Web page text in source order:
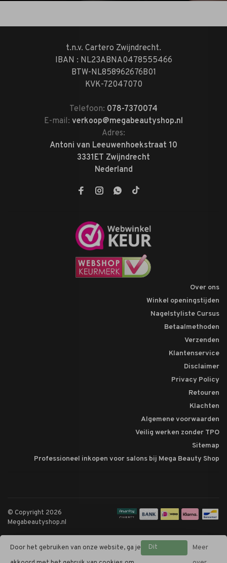
t.n.v. Cartero Zwijndrecht.
IBAN : NL23ABNA0478555466
BTW-NL858962676B01
KVK-72047070
Telefoon: 078-7370074
E-mail: verkoop@megabeautyshop.nl
Adres:
Antoni van Leeuwenhoekstraat 10
3331ET Zwijndrecht
Nederland
Over ons
Winkel openingstijden
Nagelstyliste Cursus
Betaalmethoden
Verzenden
Klantenservice
Disclaimer
Privacy Policy
Retouren
Klachten
Algemene voorwaarden
Veilig werken zonder TPO
Sitemap
Professioneel inkopen voor salons bij Mega Beauty Shop
© Copyright 2026
Megabeautyshop.nl
Door het gebruiken van onze website, ga je
Dit
Meer